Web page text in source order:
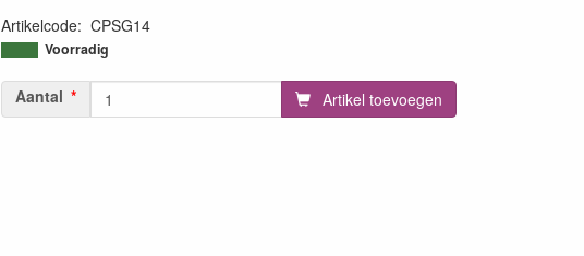
Artikelcode: CPSG14
4511338003121
Voorradig
Aantal Artikel toevoegen